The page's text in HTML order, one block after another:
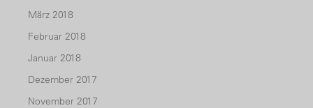
März 2018
Februar 2018
Januar 2018
Dezember 2017
November 2017